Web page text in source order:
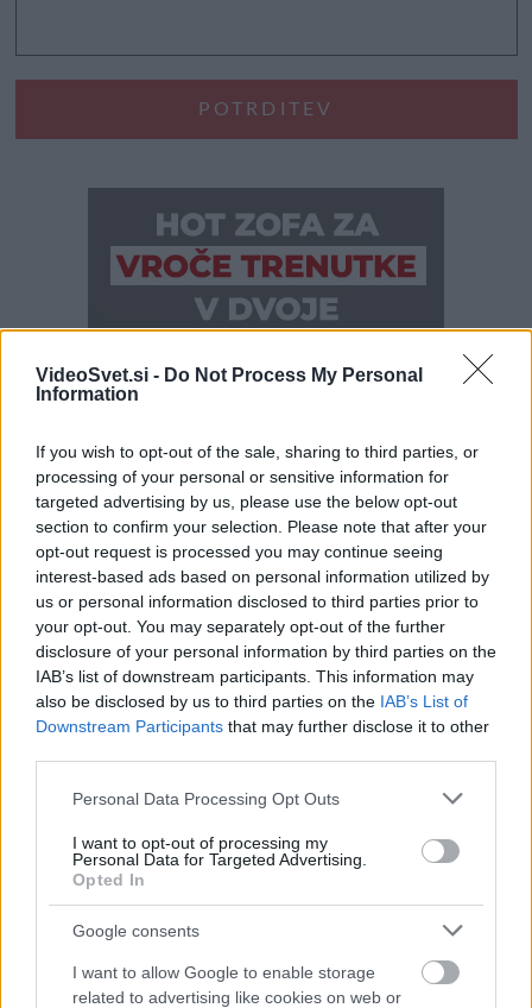
VideoSvet.si - Do Not Process My Personal
Information
If you wish to opt-out of the sale, sharing to third parties, or
processing of your personal or sensitive information for
targeted advertising by us, please use the below opt-out
section to confirm your selection. Please note that after your
opt-out request is processed you may continue seeing
interest-based ads based on personal information utilized by
us or personal information disclosed to third parties prior to
your opt-out. You may separately opt-out of the further
disclosure of your personal information by third parties on the
IAB’s list of downstream participants. This information may
also be disclosed by us to third parties on the IAB’s List of
Downstream Participants that may further disclose it to other
Please note that this website/app uses one or more Google
not limited to your visit or usage behaviour. You may click to
grant or deny consent to Google and its third-party tags to
use your data for below specified purposes in below Google
Personal Data Processing Opt Outs
I want to opt-out of processing my
Personal Data for Targeted Advertising.
Opted In
Google consents
I want to allow Google to enable storage
related to advertising like cookies on web or
Išči
Zadnje objave
Rogla bo gostila tradicionalni 34. praznik šoferjev in